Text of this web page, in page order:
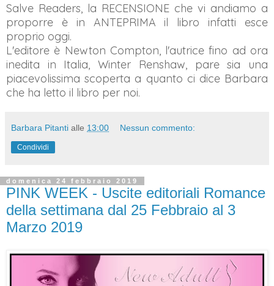
Salve Readers, la RECENSIONE che vi andiamo a
proporre è in ANTEPRIMA il libro infatti esce
proprio oggi.
L'editore è Newton Compton, l'autrice fino ad ora
inedita in Italia, Winter Renshaw, pare sia una
piacevolissima scoperta a quanto ci dice Barbara
che ha letto il libro per noi.
Barbara Pitanti alle 13:00 Nessun commento:
Condividi
domenica 24 febbraio 2019
PINK WEEK - Uscite editoriali Romance
della settimana dal 25 Febbraio al 3
Marzo 2019